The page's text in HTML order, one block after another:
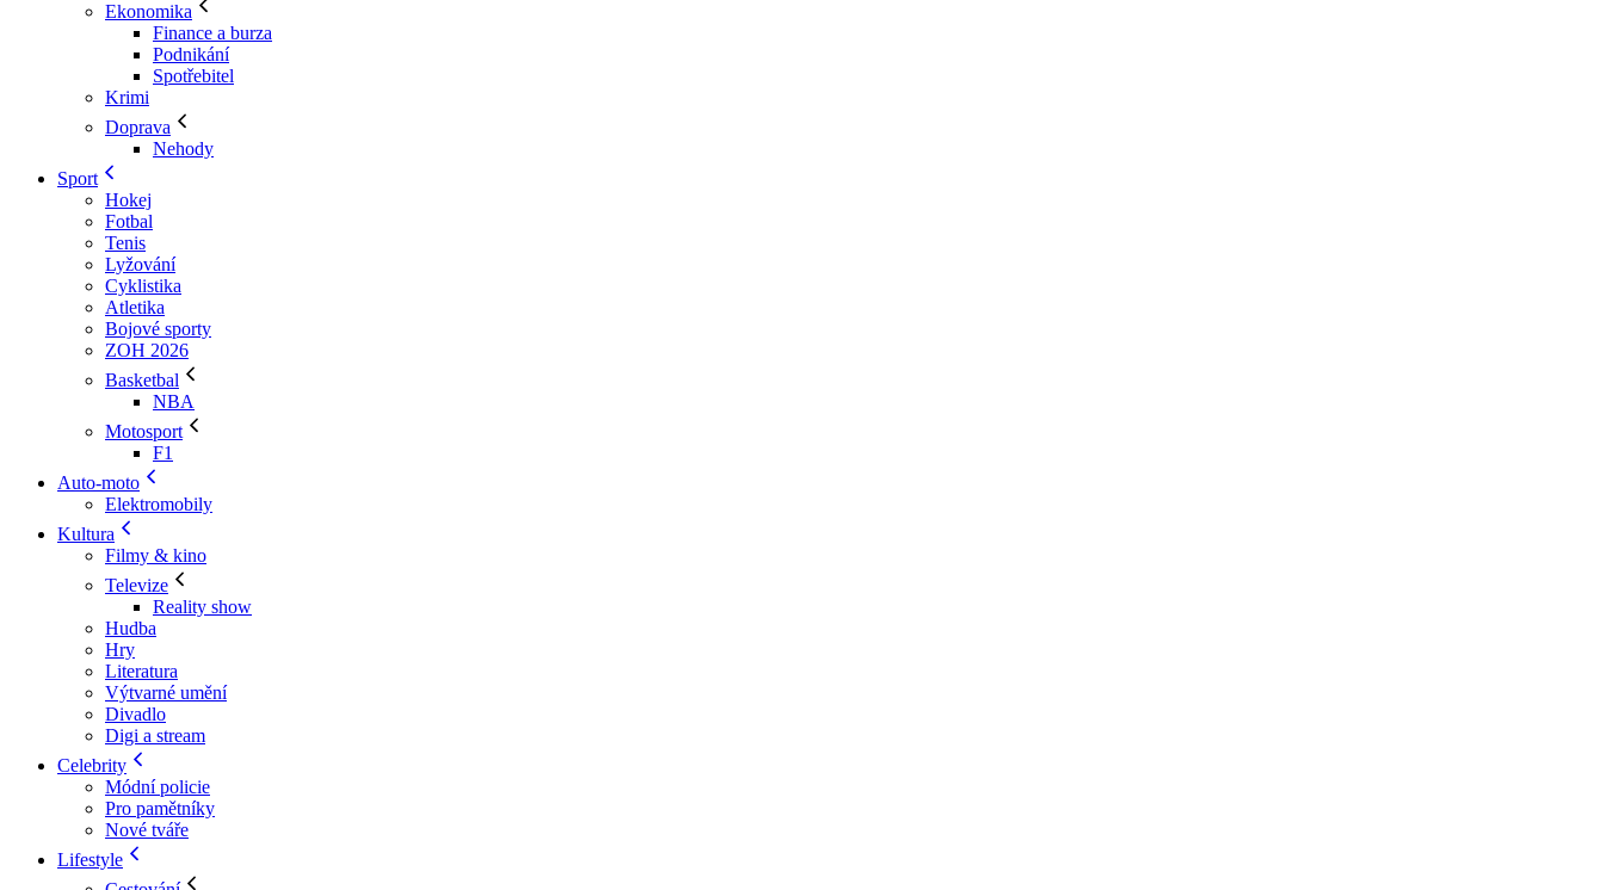
Ekonomika
Finance a burza
Podnikání
Spotřebitel
Krimi
Doprava
Nehody
Sport
Hokej
Fotbal
Tenis
Lyžování
Cyklistika
Atletika
Bojové sporty
ZOH 2026
Basketbal
NBA
Motosport
F1
Auto-moto
Elektromobily
Kultura
Filmy & kino
Televize
Reality show
Hudba
Hry
Literatura
Výtvarné umění
Divadlo
Digi a stream
Celebrity
Módní policie
Pro pamětníky
Nové tváře
Lifestyle